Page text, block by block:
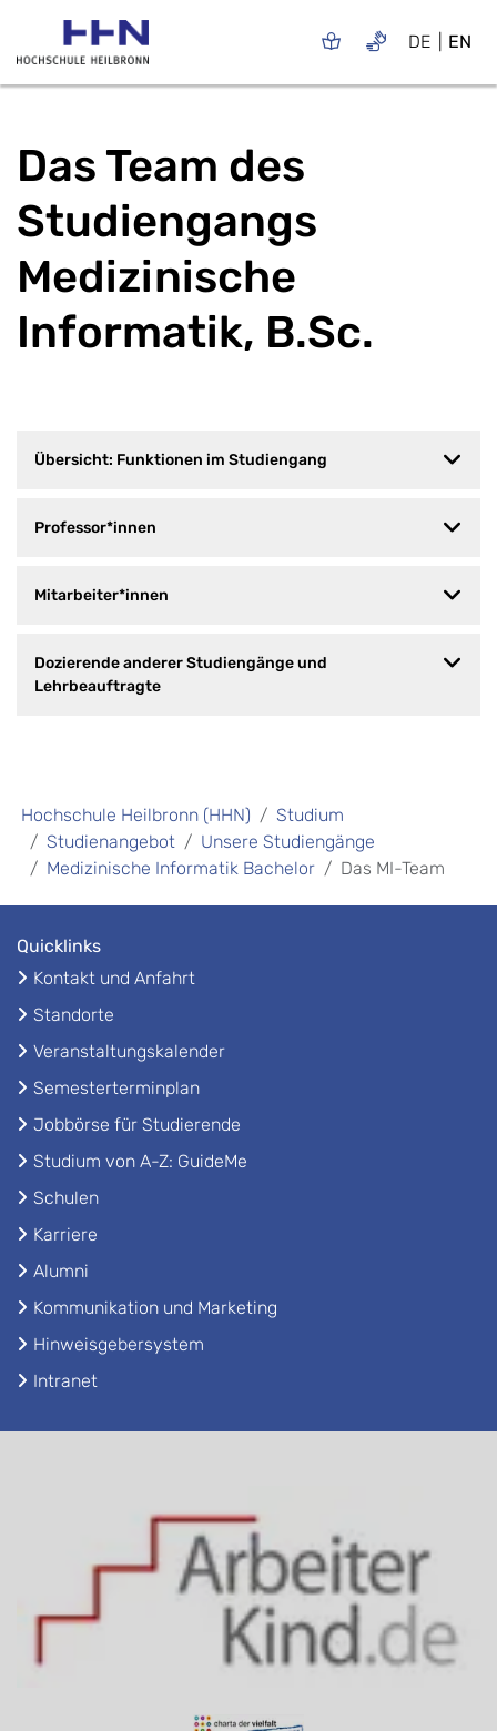
DE EN
Das Team des
Studiengangs
Medizinische
Informatik, B.Sc.
Übersicht: Funktionen im Studiengang
Professor*innen
Mitarbeiter*innen
Dozierende anderer Studiengänge und
Lehrbeauftragte
Hochschule Heilbronn (HHN)
Studium
Studienangebot
Unsere Studiengänge
Medizinische Informatik Bachelor
Das MI-Team
Quicklinks
Kontakt und Anfahrt
Standorte
Veranstaltungskalender
Semesterterminplan
Jobbörse für Studierende
Studium von A-Z: GuideMe
Schulen
Karriere
Alumni
Kommunikation und Marketing
Hinweisgebersystem
Intranet